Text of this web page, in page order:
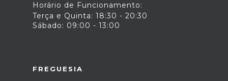
Horário de Funcionamento:
Terça e Quinta: 18:30 - 20:30
Sábado: 09:00 - 13:00
FREGUESIA